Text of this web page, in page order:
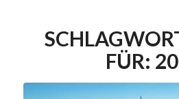
FÜR: